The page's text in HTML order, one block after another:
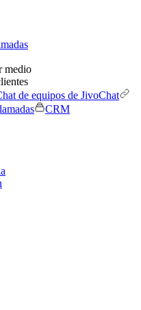
medio
de equipos de JivoChat
CRM